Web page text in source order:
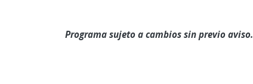
Programa sujeto a cambios sin previo aviso.